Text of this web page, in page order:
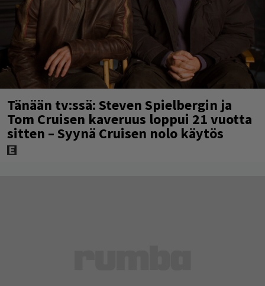
Tänään tv:ssä: Steven Spielbergin ja
Tom Cruisen kaveruus loppui 21 vuotta
sitten – Syynä Cruisen nolo käytös